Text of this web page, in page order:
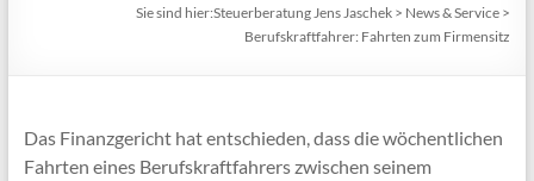
Sie sind hier:Steuerberatung Jens Jaschek > News & Service >
Berufskraftfahrer: Fahrten zum Firmensitz
Das Finanzgericht hat entschieden, dass die wöchentlichen
Fahrten eines Berufskraftfahrers zwischen seinem